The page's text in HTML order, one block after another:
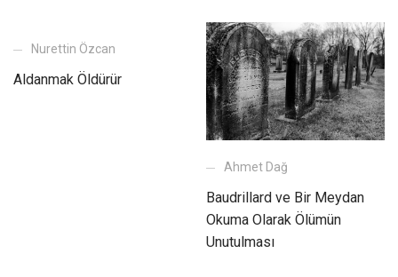
Nurettin Özcan
Aldanmak Öldürür
Ahmet Dağ
Baudrillard ve Bir Meydan
Okuma Olarak Ölümün
Unutulması